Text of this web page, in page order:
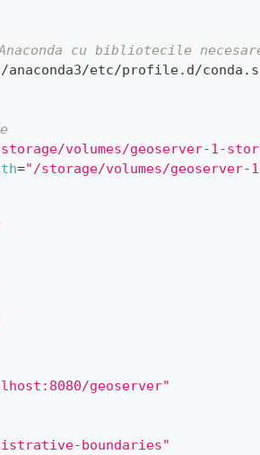
cu bibliotecile
anaconda3/etc/profile.d/
volumes/geoserver-1-
="/storage/volumes/geoserver-
geoserver"
boundaries"